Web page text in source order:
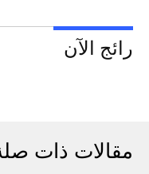
رائج الآن
مقالات ذات